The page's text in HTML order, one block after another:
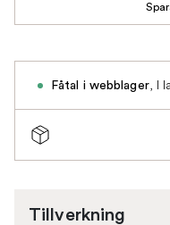
Fåtal i webblager, I
Tillverkning